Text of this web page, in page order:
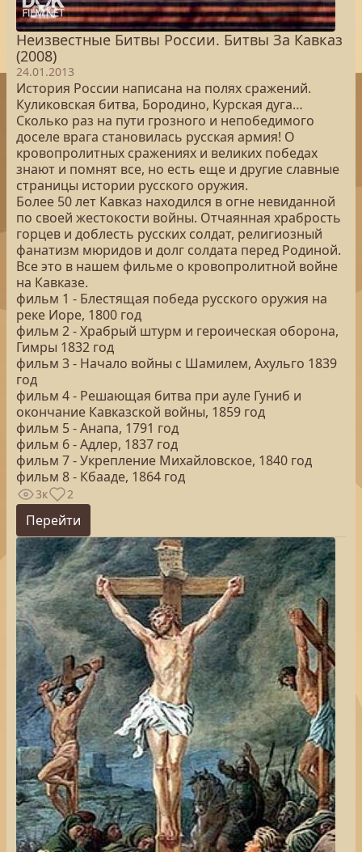
Неизвестные Битвы России. Битвы За Кавказ
(2008)
24.01.2013
История России написана на полях сражений.
Куликовская битва, Бородино, Курская дуга…
Сколько раз на пути грозного и непобедимого
доселе врага становилась русская армия! О
кровопролитных сражениях и великих победах
знают и помнят все, но есть еще и другие славные
страницы истории русского оружия.
Более 50 лет Кавказ находился в огне невиданной
по своей жестокости войны. Отчаянная храбрость
горцев и доблесть русских солдат, религиозный
фанатизм мюридов и долг солдата перед Родиной.
Все это в нашем фильме о кровопролитной войне
на Кавказе.
фильм 1 - Блестящая победа русского оружия на
реке Иоре, 1800 год
фильм 2 - Храбрый штурм и героическая оборона,
Гимры 1832 год
фильм 3 - Начало войны с Шамилем, Ахульго 1839
год
фильм 4 - Решающая битва при ауле Гуниб и
окончание Кавказской войны, 1859 год
фильм 5 - Анапа, 1791 год
фильм 6 - Адлер, 1837 год
фильм 7 - Укрепление Михайловское, 1840 год
фильм 8 - Кбааде, 1864 год
3к 2
Перейти